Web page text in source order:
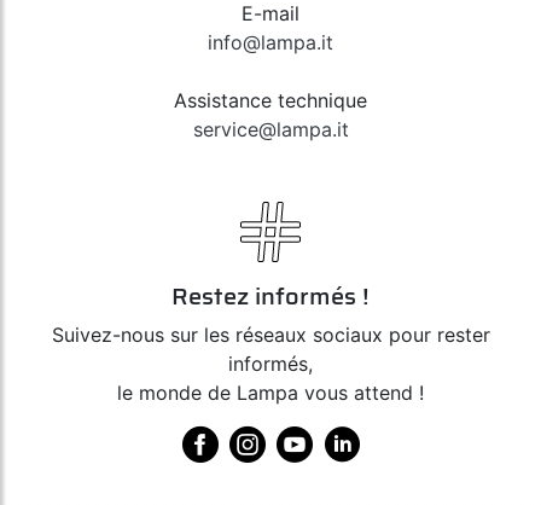
E-mail
info@lampa.it
Assistance technique
service@lampa.it
Restez informés !
Suivez-nous sur les réseaux sociaux pour rester
informés,
le monde de Lampa vous attend !